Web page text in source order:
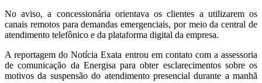
No aviso, a concessionária orientava os clientes a utilizarem os
canais remotos para demandas emergenciais, por meio da central de
atendimento telefônico e da plataforma digital da empresa.
A reportagem do Notícia Exata entrou em contato com a assessoria
de comunicação da Energisa para obter esclarecimentos sobre os
motivos da suspensão do atendimento presencial durante a manhã